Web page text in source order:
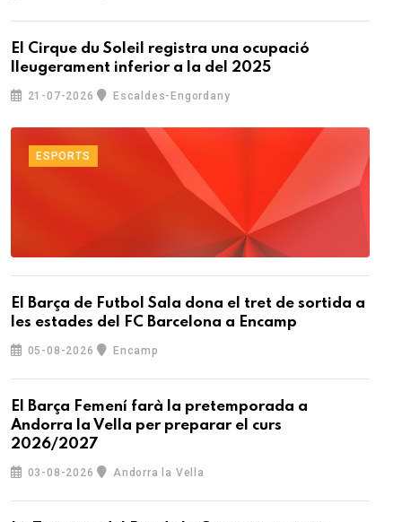
El Cirque du Soleil registra una ocupació
lleugerament inferior a la del 2025
21-07-2026 Escaldes-Engordany
ESPORTS
El Barça de Futbol Sala dona el tret de sortida a
les estades del FC Barcelona a Encamp
05-08-2026 Encamp
El Barça Femení farà la pretemporada a
Andorra la Vella per preparar el curs
2026/2027
03-08-2026 Andorra la Vella